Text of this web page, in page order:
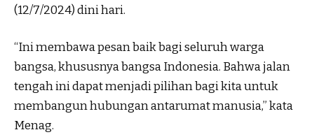
(12/7/2024) dini hari.
“Ini membawa pesan baik bagi seluruh warga
bangsa, khususnya bangsa Indonesia. Bahwa jalan
tengah ini dapat menjadi pilihan bagi kita untuk
membangun hubungan antarumat manusia,” kata
Menag.